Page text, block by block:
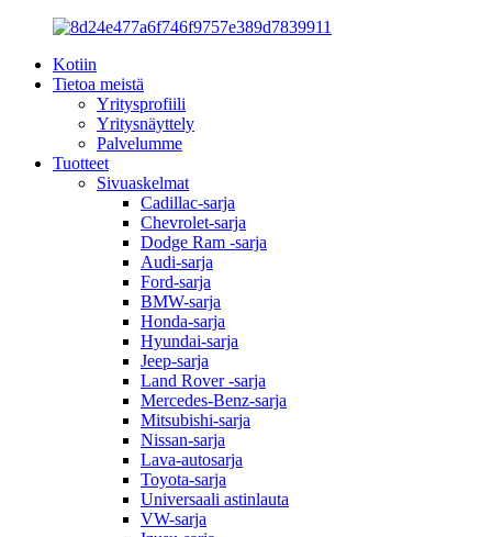
Kotiin
Tietoa meistä
Yritysprofiili
Yritysnäyttely
Palvelumme
Tuotteet
Sivuaskelmat
Cadillac-sarja
Chevrolet-sarja
Dodge Ram -sarja
Audi-sarja
Ford-sarja
BMW-sarja
Honda-sarja
Hyundai-sarja
Jeep-sarja
Land Rover -sarja
Mercedes-Benz-sarja
Mitsubishi-sarja
Nissan-sarja
Lava-autosarja
Toyota-sarja
Universaali astinlauta
VW-sarja